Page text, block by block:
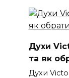
Духи
та як
Духи